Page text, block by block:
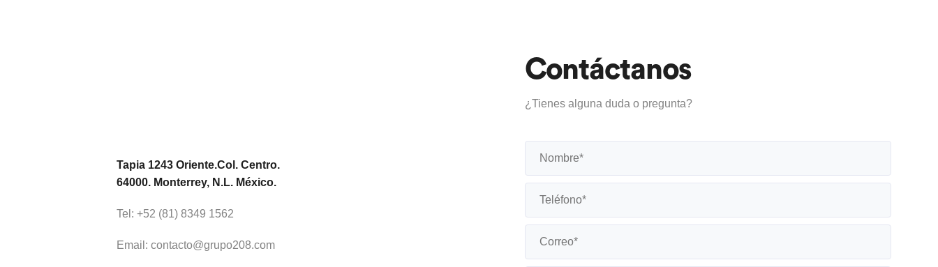
Tapia 1243 Oriente.Col. Centro.
64000. Monterrey, N.L. México.
Tel: +52 (81) 8349 1562
Email: contacto@grupo208.com
Contáctanos
¿Tienes alguna duda o pregunta?